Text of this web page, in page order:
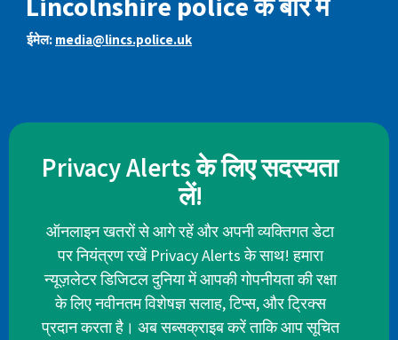
ईमेल: media@lincs.police.uk
Privacy Alerts के लिए सदस्यता
लें!
ऑनलाइन खतरों से आगे रहें और अपनी व्यक्तिगत डेटा
पर नियंत्रण रखें Privacy Alerts के साथ! हमारा
न्यूज़लेटर डिजिटल दुनिया में आपकी गोपनीयता की रक्षा
के लिए नवीनतम विशेषज्ञ सलाह, टिप्स, और ट्रिक्स
प्रदान करता है। अब सब्सक्राइब करें ताकि आप सूचित